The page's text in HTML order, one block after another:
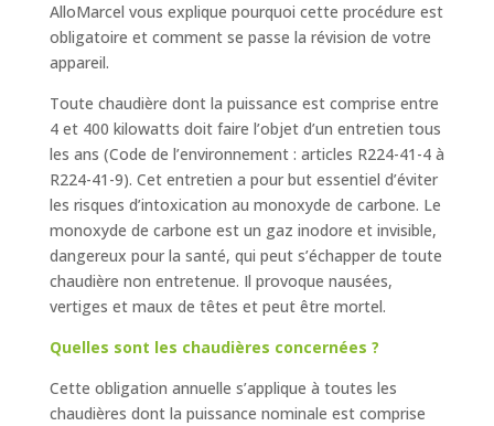
AlloMarcel vous explique pourquoi cette procédure est
obligatoire et comment se passe la révision de votre
appareil.
Toute chaudière dont la puissance est comprise entre
4 et 400 kilowatts doit faire l’objet d’un entretien tous
les ans (Code de l’environnement : articles R224-41-4 à
R224-41-9). Cet entretien a pour but essentiel d’éviter
les risques d’intoxication au monoxyde de carbone. Le
monoxyde de carbone est un gaz inodore et invisible,
dangereux pour la santé, qui peut s’échapper de toute
chaudière non entretenue. Il provoque nausées,
vertiges et maux de têtes et peut être mortel.
Quelles sont les chaudières concernées ?
Cette obligation annuelle s’applique à toutes les
chaudières dont la puissance nominale est comprise